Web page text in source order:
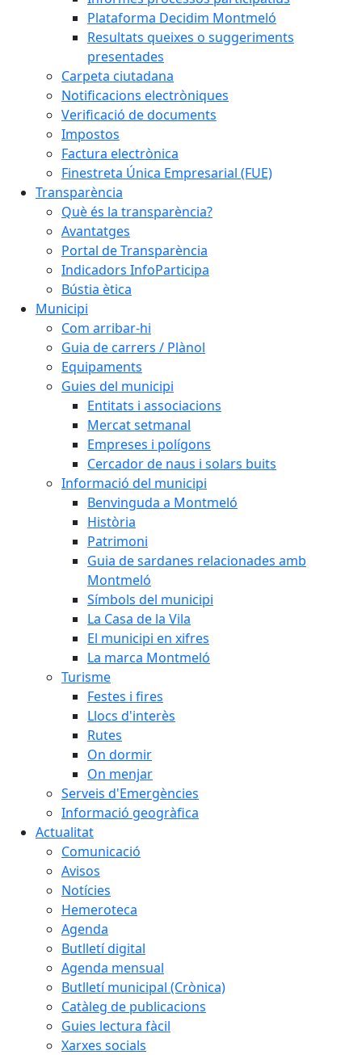
Plataforma Decidim Montmeló
Resultats queixes o suggeriments
presentades
Carpeta ciutadana
Notificacions electròniques
Verificació de documents
Impostos
Factura electrònica
Finestreta Única Empresarial (FUE)
Transparència
Què és la transparència?
Avantatges
Portal de Transparència
Indicadors InfoParticipa
Bústia ètica
Municipi
Com arribar-hi
Guia de carrers / Plànol
Equipaments
Guies del municipi
Entitats i associacions
Mercat setmanal
Empreses i polígons
Cercador de naus i solars buits
Informació del municipi
Benvinguda a Montmeló
Història
Patrimoni
Guia de sardanes relacionades amb
Montmeló
Símbols del municipi
La Casa de la Vila
El municipi en xifres
La marca Montmeló
Turisme
Festes i fires
Llocs d'interès
Rutes
On dormir
On menjar
Serveis d'Emergències
Informació geogràfica
Actualitat
Comunicació
Avisos
Notícies
Hemeroteca
Agenda
Butlletí digital
Agenda mensual
Butlletí municipal (Crònica)
Catàleg de publicacions
Guies lectura fàcil
Xarxes socials